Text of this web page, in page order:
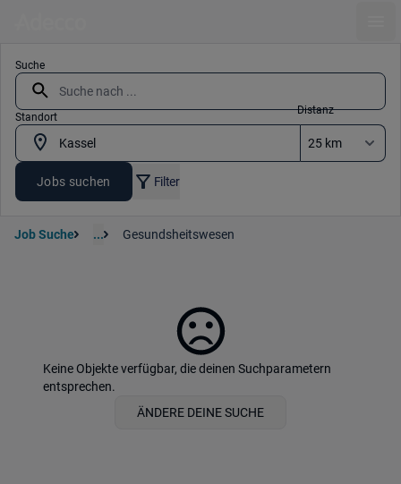
Suche
Standort
Distanz
Jobs suchen Filter
Job Suche ... Gesundsheitswesen
Keine Objekte verfügbar, die deinen Suchparametern
entsprechen.
ÄNDERE DEINE SUCHE